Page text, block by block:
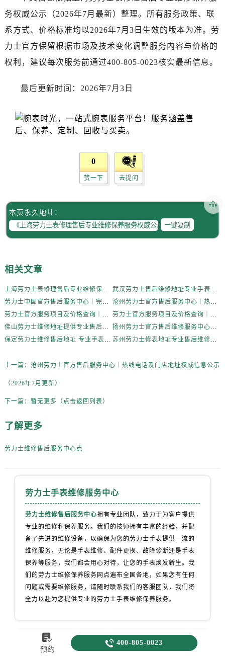
务权威公示（2026年7月最新）整理。所有服务政策、联
系方式、价格标准均以2026年7月3日生效的版本为准。劳
力士官方保留根据市场及技术变化调整服务内容与价格的
权利，建议每次服务前通过400-805-0023核实最新信息。
最后更新时间：2026年7月3日
0
赞一下 去提问
本页永久地址：
一键复制
相关文章
上海劳力士表修理售后专业维修保养服务权威公示（2026年7月最新）
武汉劳力士售后维修地址专业手表维修保养服务中心权威公示（2026年7月最新）
劳力士中国官方售后服务中心｜完整网点地址与热线权威信息公告（2026年7月最新）
沧州劳力士官方售后服务中心｜热线电话及门店地址权威信息公示（2026年7月更新）
劳力士官方服务项目及价格查询｜详细地址及客服热线权威信息声明（2026年7月最新）
劳力士官方服务项目及价格查询｜全新电话和维修门店地址权威信息通告（2026年7月最新）
佛山劳力士维修地址提供专业售后保养服务权威公示（2026年7月最新）
扬州劳力士官方售后维修服务中心的腕表保养服务权威公示（2026年7月最新）
保定劳力士维修售后地址 专业手表维修保养服务权威公示（2026年7月最新）
苏州劳力士修表地址专业售后维修保养服务权威公示（2026年7月最新）
上一篇： 沧州劳力士官方售后服务中心｜热线电话及门店地址权威信息公示
（2026年7月更新）
下一篇： 暂无更多（点击返回列表）
了解更多
劳力士维修售后服务中心点
劳力士手表维修服务中心
劳力士维修售后服务中心拥有专业团队，致力于为客户提供
专业的维修和保养服务。我们的技师拥有丰富的经验，并配
备了先进的维修设备，以确保为您的劳力士手表提供一流的
维修服务，无论是手表维修、配件更换、故障诊断还是手表
保养等服务，我们都会用心对待，让您的手表焕发新生。我
们的劳力士维修保养服务网点遍布全国各地，如果您有任何
问题或需要维修服务，请随时联系我们的客服团队，我们将
全力以赴为您提供专业的劳力士手表维修保养服务。
最新发布

预约
 400-805-0023
